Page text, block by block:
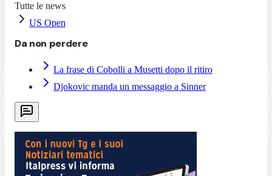
Tutte le news
US Open
Da non perdere
La frase di Cobolli a Musetti dopo il ritiro
Djokovic manda un messaggio a Sinner